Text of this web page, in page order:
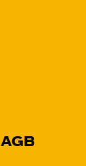
AGB